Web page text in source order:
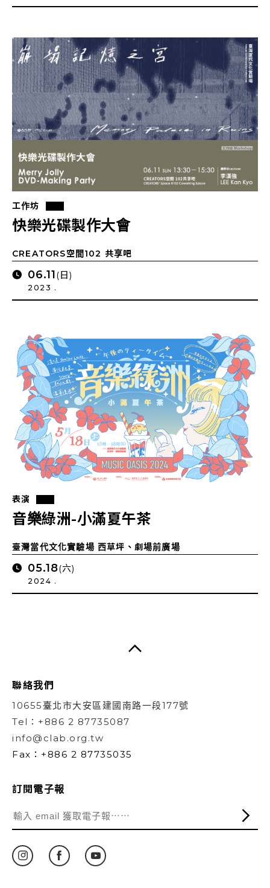
工作坊
快樂光碟製作大會
CREATORS空間102 共享吧
06.11(日)
2023 .
表演
音樂綠洲-小滿夏午茶
臺灣當代文化實驗場 西草坪、劇場前廣場
05.18(六)
2024 .
聯絡我們
10655臺北市大安區建國南路一段177號
Tel：+886 2 87735087
info@clab.org.tw
Fax：+886 2 87735035
訂閱電子報